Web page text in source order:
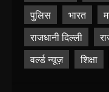
पुलिस
भारत
राजधानी दिल्ली
वर्ल्ड न्यूज़
शिक्षा